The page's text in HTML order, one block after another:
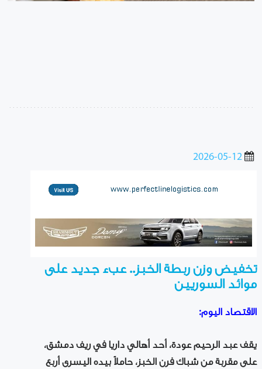
2026-05-12
تخفيض وزن ربطة الخبز.. عبء جديد على
موائد السوريين
الاقتصاد اليوم:
يقف عبد الرحيم عودة، أحد أهالي داريا في ريف دمشق،
على مقربة من شباك فرن الخبز، حاملاً بيده اليسرى أربع